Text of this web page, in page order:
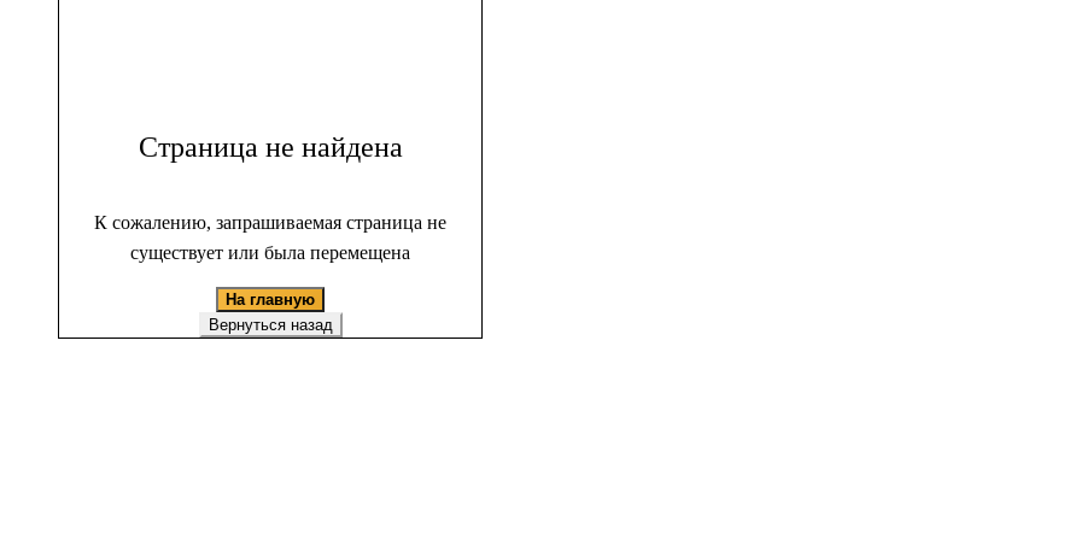
Страница не найдена
К сожалению, запрашиваемая страница не
существует или была перемещена
На главную
Вернуться назад